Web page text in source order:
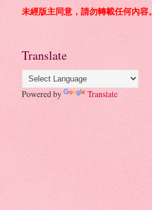
未經版主同意，請勿轉載任何內容。
Translate
Powered by Translate